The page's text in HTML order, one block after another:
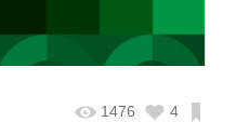
1476 4